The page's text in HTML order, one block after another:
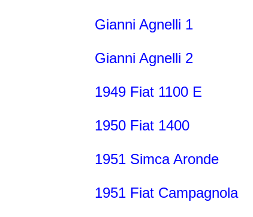
Gianni Agnelli 1
Gianni Agnelli 2
1949 Fiat 1100 E
1950 Fiat 1400
1951 Simca Aronde
1951 Fiat Campagnola